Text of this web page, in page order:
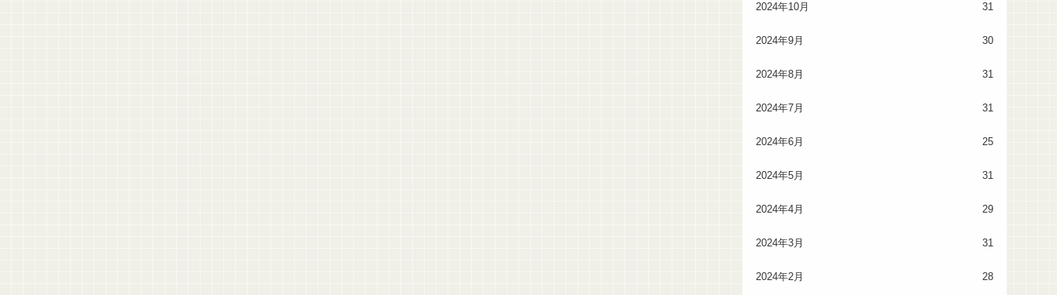
2024年10月 31
2024年9月 30
2024年8月 31
2024年7月 31
2024年6月 25
2024年5月 31
2024年4月 29
2024年3月 31
2024年2月 28